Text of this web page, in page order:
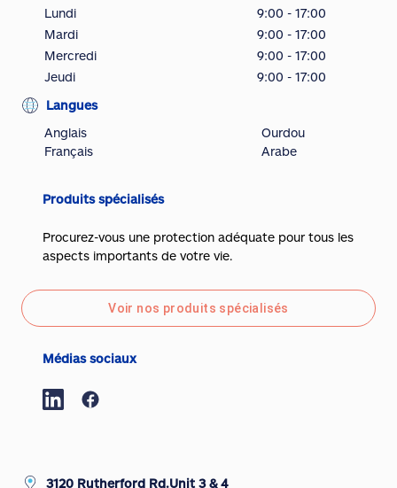
Lundi
9:00 - 17:00
Mardi
9:00 - 17:00
Mercredi
9:00 - 17:00
Jeudi
9:00 - 17:00
Langues
Anglais
Français
Ourdou
Arabe
Produits spécialisés
Procurez-vous une protection adéquate pour tous les
aspects importants de votre vie.
Voir nos produits spécialisés
Médias sociaux
3120 Rutherford Rd.Unit 3 & 4